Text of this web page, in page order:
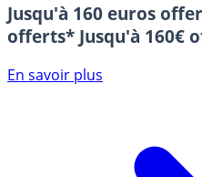
Jusqu'à 160 euros
offerts* Jusqu'à 160€
En savoir plus